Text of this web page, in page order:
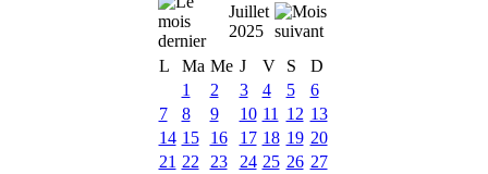
Juillet
2025
L
Ma Me J V S
D
1
2 3 4 5
6
7
8 9 10 11 12 13
14 15 16 17 18 19 20
21 22 23 24 25 26 27